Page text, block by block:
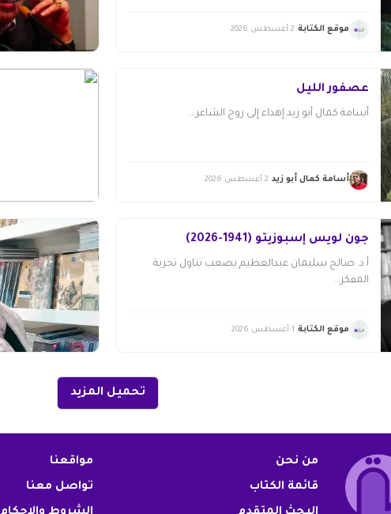
موقع الكتابة 2 أغسطس 2026
عصفور الليل
أسامة كمال أبو زيد إهداء إلى روح الشاعر...
أسامة كمال أبو زيد 2 أغسطس 2026
جون لويس إسبوزيتو (1941-2026)
أ.د. صالح سليمان عبدالعظيم يصعب تناول تجربة
المفكر...
موقع الكتابة 1 أغسطس 2026
تحميل المزيد
من نحن
قائمة الكتاب
مواقعنا
تواصل معنا